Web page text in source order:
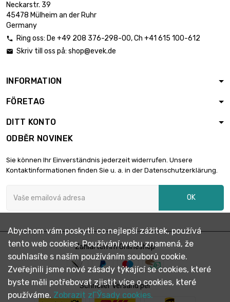
Hmotnost : 1000gr
(1kg)
Hmotnost :
Neckarstr. 39
45478 Mülheim an der Ruhr
Germany
 Ring oss: De +49 208 376-298-00, Ch +41 615 100-612
 Skriv till oss på: shop@evek.de
INFORMATION
FÖRETAG
DITT KONTO
ODBĚR NOVINEK
Sie können Ihr Einverständnis jederzeit widerrufen. Unsere
Kontaktinformationen finden Sie u. a. in der Datenschutzerklärung.
OK
Zahlarten im Onlineshop
Schneller Versand per
Abychom vám poskytli co nejlepší zážitek, používá
tento web cookies. Používání webu znamená, že
souhlasíte s naším používáním souborů cookie.
Zveřejnili jsme nové zásady týkající se cookies, které
byste měli potřebovat zjistit více o cookies, které
používáme. Zobrazit zГЎsady cookies.